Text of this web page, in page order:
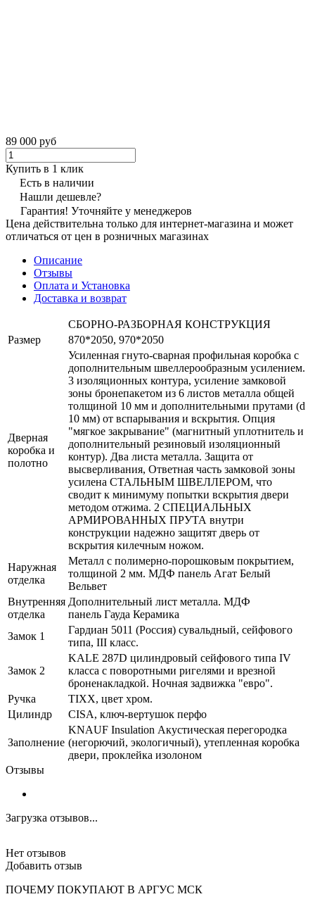
89 000 руб
Купить в 1 клик
Есть в наличии
Нашли дешевле?
Гарантия! Уточняйте у менеджеров
Цена действительна только для интернет-магазина и может
отличаться от цен в розничных магазинах
Описание
Отзывы
Оплата и Установка
Доставка и возврат
СБОРНО-РАЗБОРНАЯ КОНСТРУКЦИЯ
Размер
870*2050, 970*2050
Дверная
коробка и
полотно
Усиленная гнуто-сварная профильная коробка с
дополнительным швеллерообразным усилением.
3 изоляционных контура, усиление замковой
зоны бронепакетом из 6 листов металла общей
толщиной 10 мм и дополнительными прутами (d
10 мм) от вспарывания и вскрытия. Опция
"мягкое закрывание" (магнитный уплотнитель и
дополнительный резиновый изоляционный
контур). Два листа металла. Защита от
высверливания, Ответная часть замковой зоны
усилена СТАЛЬНЫМ ШВЕЛЛЕРОМ, что
сводит к минимуму попытки вскрытия двери
методом отжима. 2 СПЕЦИАЛЬНЫХ
АРМИРОВАННЫХ ПРУТА внутри
конструкции надежно защитят дверь от
вскрытия килечным ножом.
Наружная
отделка
Металл с полимерно-порошковым покрытием,
толщиной 2 мм. МДФ панель Агат Белый
Вельвет
Внутренняя
отделка
Дополнительный лист металла. МДФ
панель Гауда Керамика
Замок 1
Гардиан 5011 (Россия) сувальдный, сейфового
типа, III класс.
Замок 2
KALE 287D цилиндровый сейфового типа IV
класса с поворотными ригелями и врезной
броненакладкой. Ночная задвижка "евро".
Ручка
TIXX, цвет хром.
Цилиндр
CISA, ключ-вертушок перфо
Заполнение
KNAUF Insulation Акустическая перегородка
(негорючий, экологичный), утепленная коробка
двери, проклейка изолоном
Отзывы
Загрузка отзывов...
Нет отзывов
Добавить отзыв
ПОЧЕМУ ПОКУПАЮТ В АРГУС МСК